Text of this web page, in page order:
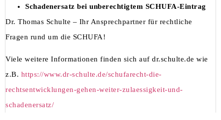
Schadenersatz bei unberechtigtem SCHUFA-Eintrag
Dr. Thomas Schulte – Ihr Ansprechpartner für rechtliche
Fragen rund um die SCHUFA!
Viele weitere Informationen finden sich auf dr.schulte.de wie
z.B. https://www.dr-schulte.de/schufarecht-die-
rechtsentwicklungen-gehen-weiter-zulaessigkeit-und-
schadenersatz/